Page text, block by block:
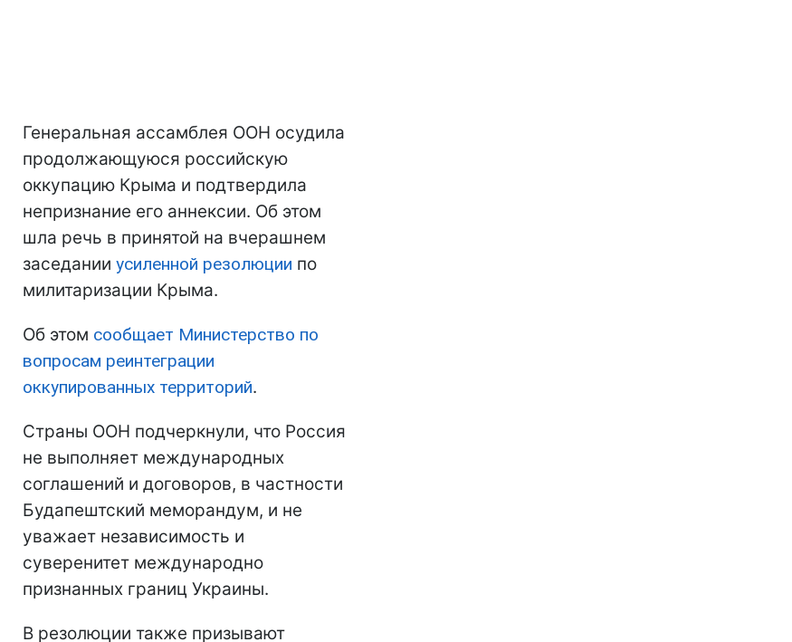
Генеральная ассамблея ООН осудила
продолжающуюся российскую
оккупацию Крыма и подтвердила
непризнание его аннексии. Об этом
шла речь в принятой на вчерашнем
заседании усиленной резолюции по
милитаризации Крыма.
Об этом сообщает Министерство по
вопросам реинтеграции
оккупированных территорий.
Страны ООН подчеркнули, что Россия
не выполняет международных
соглашений и договоров, в частности
Будапештский меморандум, и не
уважает независимость и
суверенитет международно
признанных границ Украины.
В резолюции также призывают